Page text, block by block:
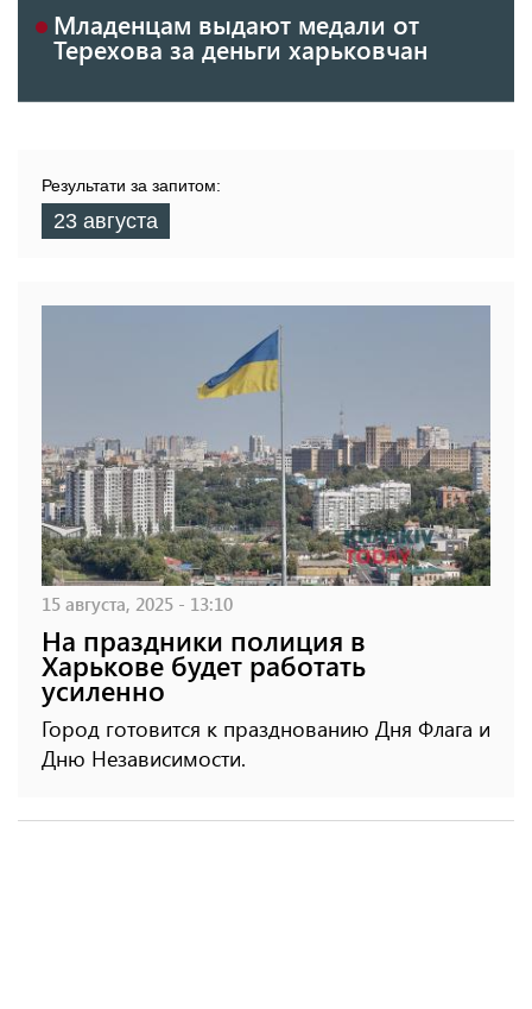
Младенцам выдают медали от
Терехова за деньги харьковчан
Результати за запитом:
23 августа
15 августа, 2025 - 13:10
На праздники полиция в
Харькове будет работать
усиленно
Город готовится к празднованию Дня Флага и
Дню Независимости.